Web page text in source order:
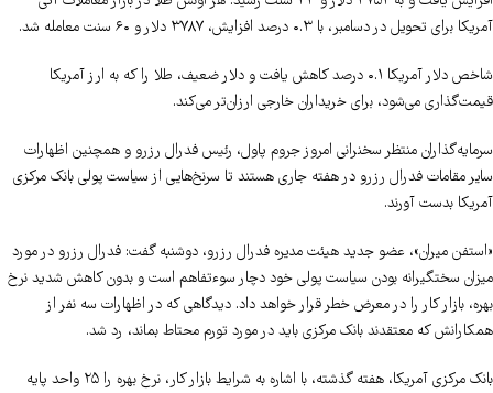
آمریکا برای تحویل در دسامبر، با ۰.۳ درصد افزایش، ۳۷۸۷ دلار و ۶۰ سنت معامله شد.
شاخص دلار آمریکا ۰.۱ درصد کاهش یافت و دلار ضعیف، طلا را که به ارز آمریکا
قیمت‌گذاری می‌شود، برای خریداران خارجی ارزان‌تر می‌کند.
سرمایه‌گذاران منتظر سخنرانی امروز جروم پاول، رئیس فدرال رزرو و همچنین اظهارات
سایر مقامات فدرال رزرو در هفته جاری هستند تا سرنخ‌هایی از سیاست پولی بانک مرکزی
آمریکا بدست آورند.
«استفن میران»، عضو جدید هیئت مدیره فدرال رزرو، دوشنبه گفت: فدرال رزرو در مورد
میزان سختگیرانه بودن سیاست پولی خود دچار سوءتفاهم است و بدون کاهش شدید نرخ
بهره، بازار کار را در معرض خطر قرار خواهد داد. دیدگاهی که در اظهارات سه نفر از
همکارانش که معتقدند بانک مرکزی باید در مورد تورم محتاط بماند، رد شد.
بانک مرکزی آمریکا، هفته گذشته، با اشاره به شرایط بازار کار، نرخ بهره را ۲۵ واحد پایه